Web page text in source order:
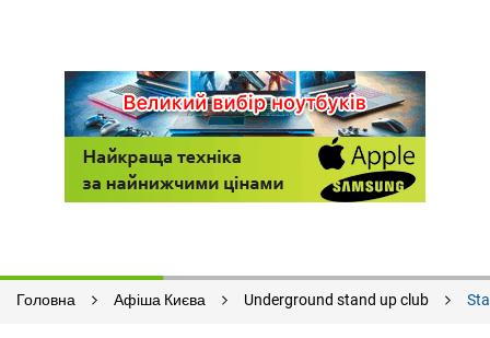
Головна Афіша Києва Underground stand up club